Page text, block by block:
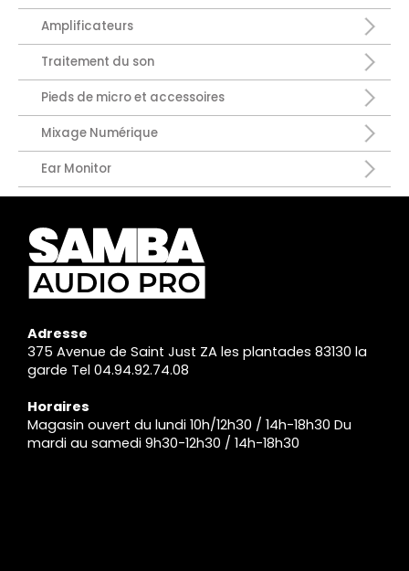
Amplificateurs
Traitement du son
Pieds de micro et accessoires
Mixage Numérique
Ear Monitor
Adresse
375 Avenue de Saint Just ZA les plantades 83130 la
garde Tel 04.94.92.74.08
Horaires
Magasin ouvert du lundi 10h/12h30 / 14h-18h30 Du
mardi au samedi 9h30-12h30 / 14h-18h30